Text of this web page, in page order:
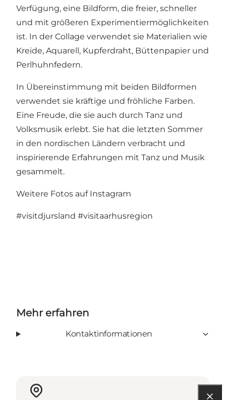
Verfügung, eine Bildform, die freier, schneller
und mit größeren Experimentiermöglichkeiten
ist. In der Collage verwendet sie Materialien wie
Kreide, Aquarell, Kupferdraht, Büttenpapier und
Perlhuhnfedern.
In Übereinstimmung mit beiden Bildformen
verwendet sie kräftige und fröhliche Farben.
Eine Freude, die sie auch durch Tanz und
Volksmusik erlebt. Sie hat die letzten Sommer
in den nordischen Ländern verbracht und
inspirierende Erfahrungen mit Tanz und Musik
gesammelt.
Weitere Fotos auf Instagram
#visitdjursland #visitaarhusregion
Mehr erfahren
Kontaktinformationen